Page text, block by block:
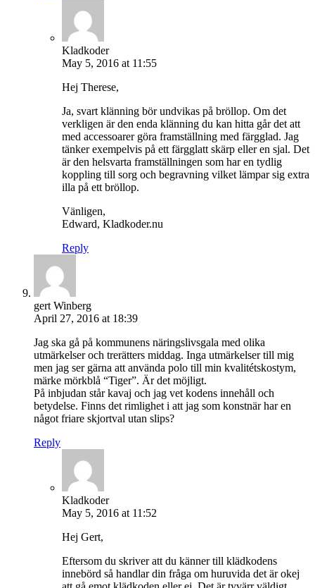
Kladkoder
May 5, 2016 at 11:55
Hej Therese,
Ja, svart klänning bör undvikas på bröllop. Om det
verkligen är den enda klänning du kan hitta går det att
med accessoarer göra framställning med färgglad. Jag
tänker exempelvis på ett färgglatt skärp eller en sjal. Det
är den helsvarta framställningen som har en tydlig
koppling till sorg och begravning vilket lämpar sig extra
illa på ett bröllop.
Vänligen,
Edward, Kladkoder.nu
Reply
gert Winberg
April 27, 2016 at 18:39
Jag ska gå på kommunens näringslivsgala med olika
utmärkelser och trerätters middag. Inga utmärkelser till mig
men jag ser gärna att använda polo till min kvalitétskostym,
märke mörkblå “Tiger”. Är det möjligt.
På inbjudan står kavaj och jag vet kodens innehåll och
betydelse. Finns det rimlighet i att jag som konstnär har en
något friare skjortval utan slips?
Reply
Kladkoder
May 5, 2016 at 11:52
Hej Gert,
Eftersom du skriver att du känner till klädkodens
innebörd så handlar din fråga om huruvida det är okej